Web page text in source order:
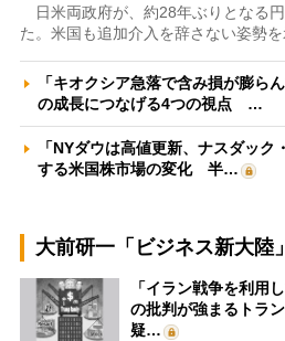
日米両政府が、約28年ぶりとなる
た。米国も追加介入を辞さない姿勢
「キオクシア急落で含み損が膨ら
の成長につなげる4つの視点 …
「NYダウは高値更新、ナスダッ
する米国株市場の変化 半…
大前研一「ビジネス新大陸
「イラン戦争を利用
の批判が強まるトラ
疑…